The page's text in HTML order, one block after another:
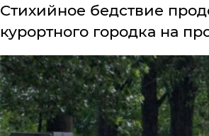
Стихийное бедствие
курортного городка на